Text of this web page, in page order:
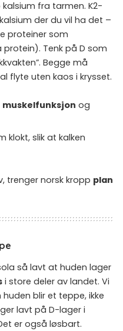
fra tarmen. K2-
der du vil ha det –
proteiner som
protein). Tenk på D som
Begge må
flyte uten kaos i krysset.
muskelfunksjon og
klokt, slik at kalken
trenger norsk kropp plan
så lavt at huden lager
i store deler av landet. Vi
blir et teppe, ikke
lavt på D-lager i
er også løsbart.